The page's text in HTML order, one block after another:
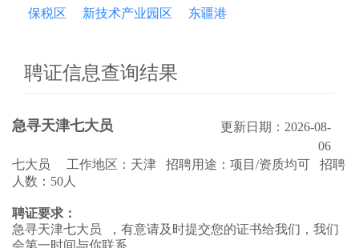
保税区
新技术产业园区 东疆港
聘证信息查询结果
急寻天津七大员
更新日期：2026-08-
06
七大员 工作地区：天津 招聘用途：项目/资质均可 招聘
人数：50人
聘证要求：
急寻天津七大员 ，有意请及时提交您的证书给我们，我们
会第一时间与你联系。